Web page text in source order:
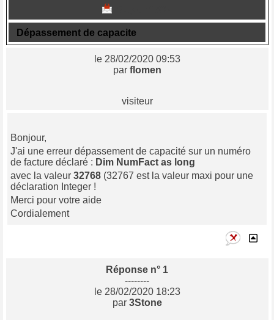
Dépassement de capacite
le 28/02/2020 09:53
par flomen
visiteur
Bonjour,
J'ai une erreur dépassement de capacité sur un numéro
de facture déclaré : Dim NumFact as long
avec la valeur 32768 (32767 est la valeur maxi pour une
déclaration Integer !
Merci pour votre aide
Cordialement
Réponse n° 1
--------
le 28/02/2020 18:23
par 3Stone